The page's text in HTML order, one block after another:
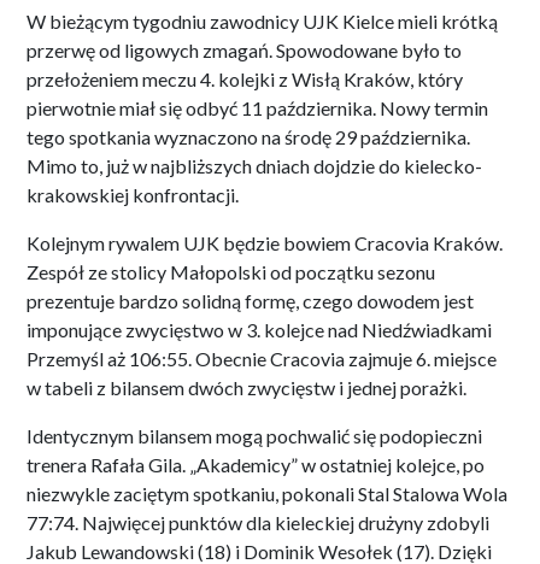
W bieżącym tygodniu zawodnicy UJK Kielce mieli krótką
przerwę od ligowych zmagań. Spowodowane było to
przełożeniem meczu 4. kolejki z Wisłą Kraków, który
pierwotnie miał się odbyć 11 października. Nowy termin
tego spotkania wyznaczono na środę 29 października.
Mimo to, już w najbliższych dniach dojdzie do kielecko-
krakowskiej konfrontacji.
Kolejnym rywalem UJK będzie bowiem Cracovia Kraków.
Zespół ze stolicy Małopolski od początku sezonu
prezentuje bardzo solidną formę, czego dowodem jest
imponujące zwycięstwo w 3. kolejce nad Niedźwiadkami
Przemyśl aż 106:55. Obecnie Cracovia zajmuje 6. miejsce
w tabeli z bilansem dwóch zwycięstw i jednej porażki.
Identycznym bilansem mogą pochwalić się podopieczni
trenera Rafała Gila. „Akademicy” w ostatniej kolejce, po
niezwykle zaciętym spotkaniu, pokonali Stal Stalowa Wola
77:74. Najwięcej punktów dla kieleckiej drużyny zdobyli
Jakub Lewandowski (18) i Dominik Wesołek (17). Dzięki